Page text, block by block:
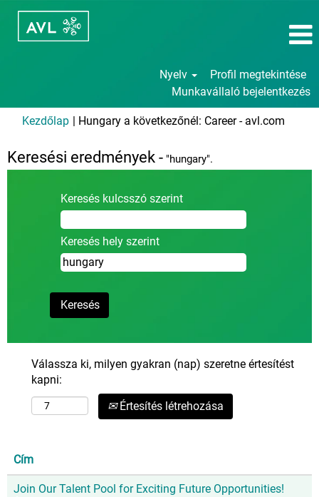
Nyelv
Profil megtekintése
Munkavállaló bejelentkezés
Kezdőlap | Hungary a következőnél: Career - avl.com
Keresési eredmények - "hungary".
Keresés kulcsszó szerint
Keresés hely szerint
Válassza ki, milyen gyakran (nap) szeretne értesítést
kapni:
Értesítés létrehozása
Cím
Join Our Talent Pool for Exciting Future Opportunities!